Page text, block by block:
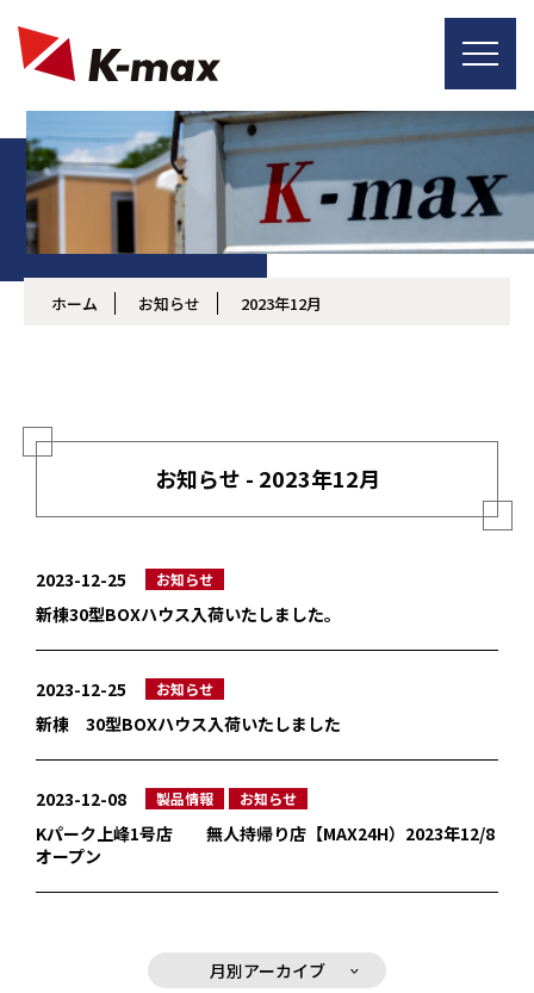
ホーム お知らせ 2023年12月
お知らせ - 2023年12月
2023-12-25 お知らせ
新棟30型BOXハウス入荷いたしました。
2023-12-25 お知らせ
新棟 30型BOXハウス入荷いたしました
2023-12-08 製品情報 お知らせ
Kパーク上峰1号店 無人持帰り店【MAX24H）2023年12/8
オープン
月別アーカイブ